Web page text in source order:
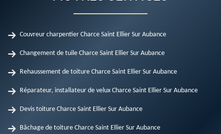
Couvreur charpentier Charce Saint Ellier Sur Aubance
Changement de tuile Charce Saint Ellier Sur Aubance
Rehaussement de toiture Charce Saint Ellier Sur Aubance
Réparateur, installateur de velux Charce Saint Ellier Sur Aubance
Devis toiture Charce Saint Ellier Sur Aubance
Bâchage de toiture Charce Saint Ellier Sur Aubance